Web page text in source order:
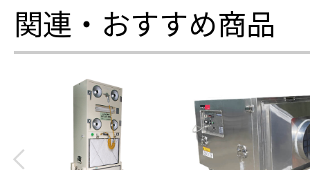
関連・おすすめ商品